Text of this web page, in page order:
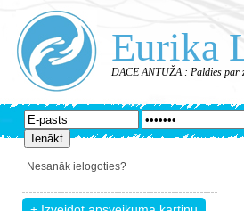
Eurika
DACE ANTUŽA : Paldies par
Nesanāk ielogoties?